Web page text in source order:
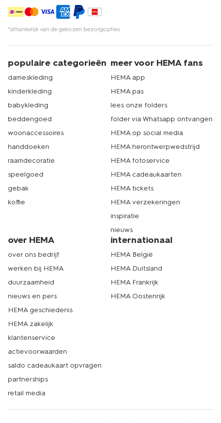
*afhankelijk van de gekozen bezorgopties
populaire categorieën
dameskleding
kinderkleding
babykleding
beddengoed
woonaccessoires
handdoeken
raamdecoratie
speelgoed
gebak
koffie
meer voor HEMA fans
HEMA app
HEMA pas
lees onze folders
folder via Whatsapp ontvangen
HEMA op social media
HEMA herontwerpwedstrijd
HEMA fotoservice
HEMA cadeaukaarten
HEMA tickets
HEMA verzekeringen
inspiratie
nieuws
over HEMA
over ons bedrijf
werken bij HEMA
duurzaamheid
nieuws en pers
HEMA geschiedenis
HEMA zakelijk
klantenservice
actievoorwaarden
saldo cadeaukaart opvragen
partnerships
retail media
internationaal
HEMA België
HEMA Duitsland
HEMA Frankrijk
HEMA Oostenrijk